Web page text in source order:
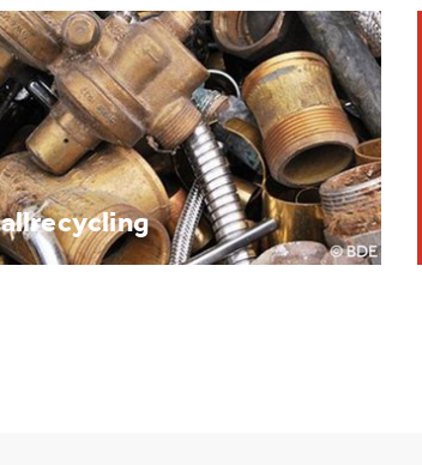
Brennpunkt: Batterie